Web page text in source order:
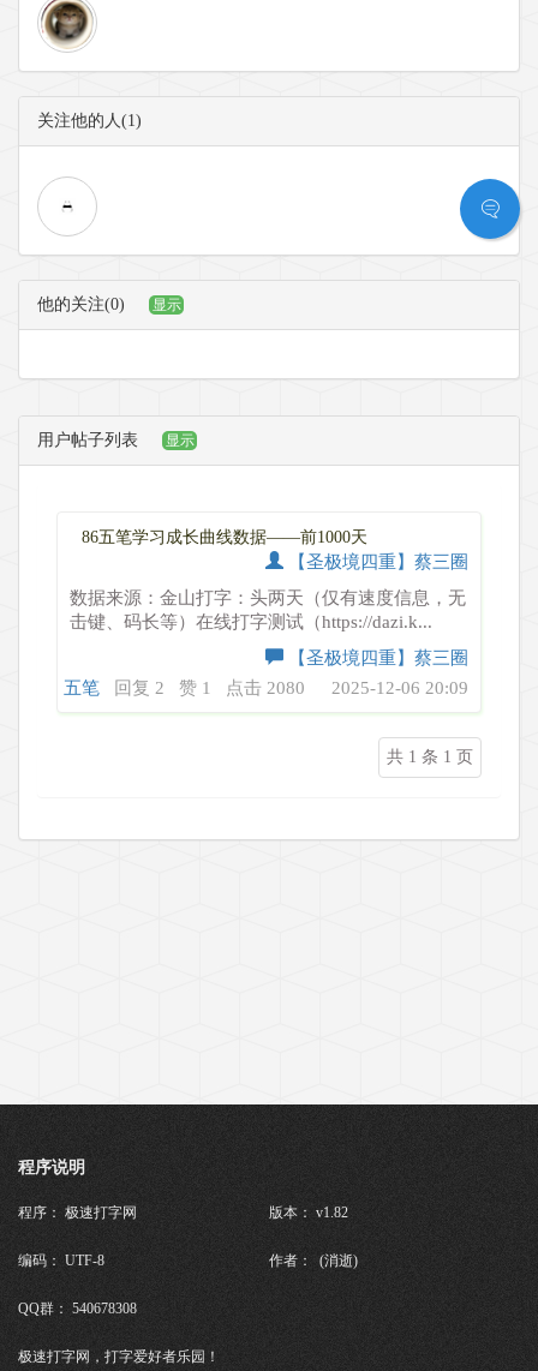
关注他的人(1)
他的关注(0) 显示
用户帖子列表 显示
86五笔学习成长曲线数据——前1000天
【圣极境四重】蔡三圈
数据来源：金山打字：头两天（仅有速度信息，无
击键、码长等）在线打字测试（https://dazi.k...
【圣极境四重】蔡三圈
2025-12-06 20:09
五笔 回复 2 赞 1 点击 2080
共 1 条 1 页
程序说明
程序： 极速打字网 版本： v1.82
编码： UTF-8 作者： (消逝)
QQ群： 540678308
极速打字网，打字爱好者乐园！